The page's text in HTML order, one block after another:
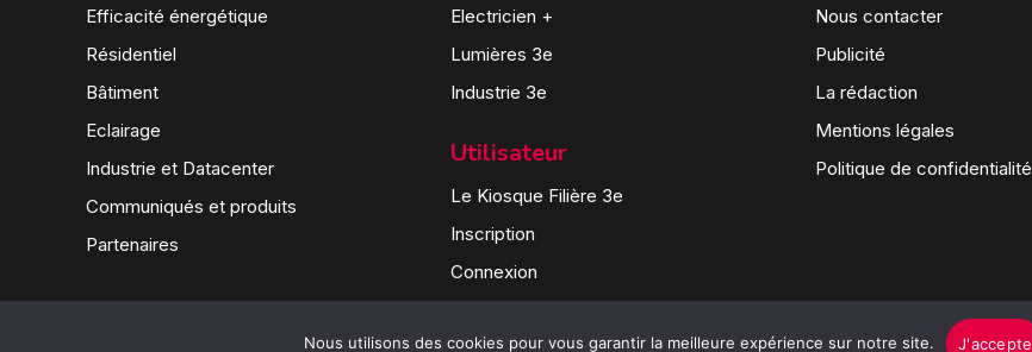
Efficacité énergétique
Résidentiel
Bâtiment
Eclairage
Industrie et Datacenter
Communiqués et produits
Partenaires
Electricien +
Lumières 3e
Industrie 3e
Utilisateur
Le Kiosque Filière 3e
Inscription
Connexion
Nous contacter
Publicité
La rédaction
Mentions légales
Politique de confidentialité
Nous utilisons des cookies pour vous garantir la meilleure expérience sur notre site. J'accepte